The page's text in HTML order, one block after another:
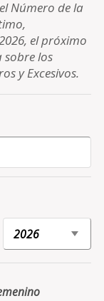
Número de la
el próximo
sobre los
y Excesivos.